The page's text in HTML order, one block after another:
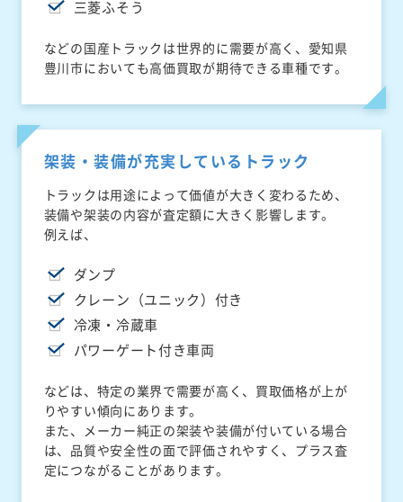
三菱ふそう
などの国産トラックは世界的に需要が高く、愛知県
豊川市においても高価買取が期待できる車種です。
架装・装備が充実しているトラック
トラックは用途によって価値が大きく変わるため、
装備や架装の内容が査定額に大きく影響します。
例えば、
ダンプ
クレーン（ユニック）付き
冷凍・冷蔵車
パワーゲート付き車両
などは、特定の業界で需要が高く、買取価格が上が
りやすい傾向にあります。
また、メーカー純正の架装や装備が付いている場合
は、品質や安全性の面で評価されやすく、プラス査
定につながることがあります。